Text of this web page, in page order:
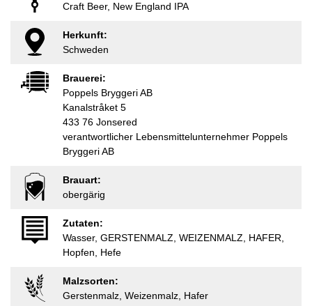
Craft Beer, New England IPA
Herkunft:
Schweden
Brauerei:
Poppels Bryggeri AB
Kanalstråket 5
433 76 Jonsered
verantwortlicher Lebensmittelunternehmer Poppels
Bryggeri AB
Brauart:
obergärig
Zutaten:
Wasser, GERSTENMALZ, WEIZENMALZ, HAFER,
Hopfen, Hefe
Malzsorten:
Gerstenmalz, Weizenmalz, Hafer